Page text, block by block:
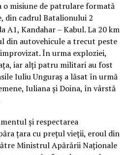
o misiune de patrulare formată
din cadrul Batalionului 2
A1, Kandahar – Kabul. La 20 km
din autovehicule a trecut peste
În urma exploziei,
iar alţi patru militari au fost
Iuliu Unguraş a lăsat în urmă
Iuliana şi Doina, în vârstă
şi respectarea
ţara cu preţul vieţii, eroul din
Ministrul Apărării Naţionale